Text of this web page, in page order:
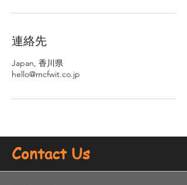
連絡先
Japan, 香川県
hello@mcfwit.co.jp
Contact Us